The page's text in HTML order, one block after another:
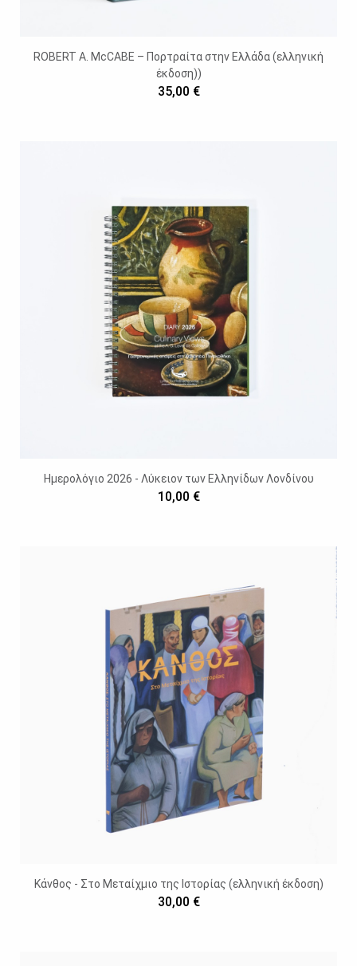
ROBERT A. McCABE – Πορτραίτα στην Ελλάδα (ελληνική
έκδοση))
35,00 €
Ημερολόγιο 2026 - Λύκειον των Ελληνίδων Λονδίνου
10,00 €
Κάνθος - Στο Μεταίχμιο της Ιστορίας (ελληνική έκδοση)
30,00 €